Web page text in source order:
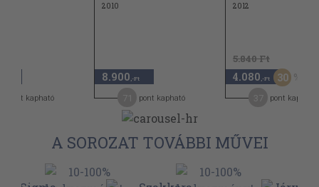
pont kapható
2010
8.900 ,-Ft
pont kapható
2012
5.840 Ft
4.080 ,-Ft 30
pont kapható
A SOROZAT TOVÁBBI MŰVEI